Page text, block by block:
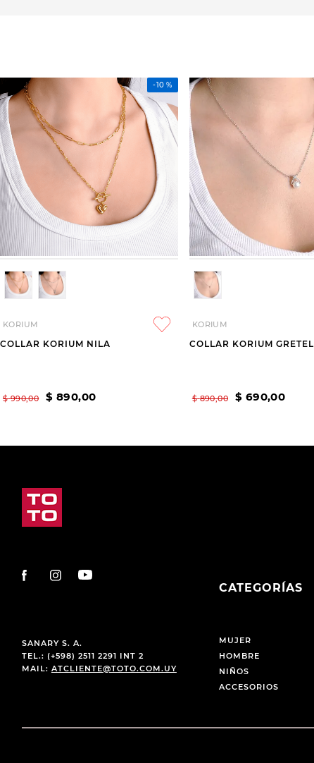
-10 %
KORIUM
COLLAR KORIUM NILA
$ 990,00 $ 890,00
KORIUM
COLLAR KORIUM GRETEL
$ 890,00 $ 690,00
SANARY S. A.
TEL.: (+598) 2511 2291 INT 2
MAIL: ATCLIENTE@TOTO.COM.UY
CATEGORÍAS
MUJER
HOMBRE
NIÑOS
ACCESORIOS